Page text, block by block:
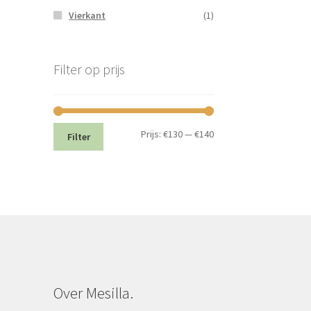
Vierkant (1)
Filter op prijs
Min.
Max.
Filter Prijs: €130—€140
Over Mesilla.